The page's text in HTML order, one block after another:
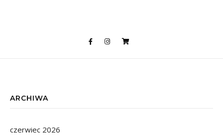
ARCHIWA
czerwiec 2026